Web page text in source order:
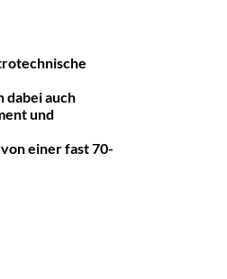
dabei auch
und
einer fast 70-